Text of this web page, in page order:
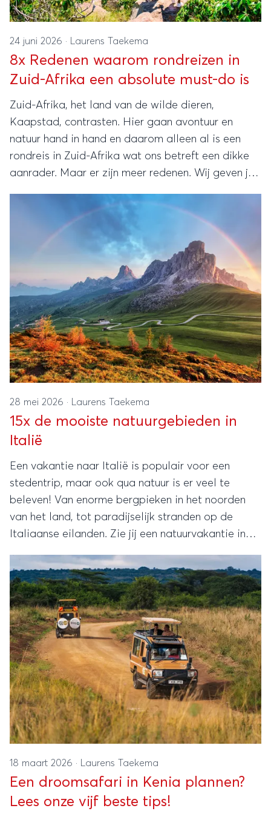
24 juni 2026 · Laurens Taekema
8x Redenen waarom rondreizen in
Zuid-Afrika een absolute must-do is
Zuid-Afrika, het land van de wilde dieren,
Kaapstad, contrasten. Hier gaan avontuur en
natuur hand in hand en daarom alleen al is een
rondreis in Zuid-Afrika wat ons betreft een dikke
aanrader. Maar er zijn meer redenen. Wij geven je
veelzijdige land op je bucketlist hoort!
28 mei 2026 · Laurens Taekema
15x de mooiste natuurgebieden in
Italië
Een vakantie naar Italië is populair voor een
stedentrip, maar ook qua natuur is er veel te
beleven! Van enorme bergpieken in het noorden
van het land, tot paradijselijk stranden op de
Italiaanse eilanden. Zie jij een natuurvakantie in
bijzondere plekjes voor je op een rij gezet.
18 maart 2026 · Laurens Taekema
Een droomsafari in Kenia plannen?
Lees onze vijf beste tips!